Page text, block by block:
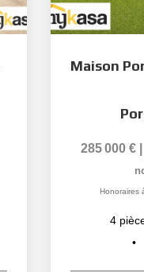
285 000 €
Honoraires
4